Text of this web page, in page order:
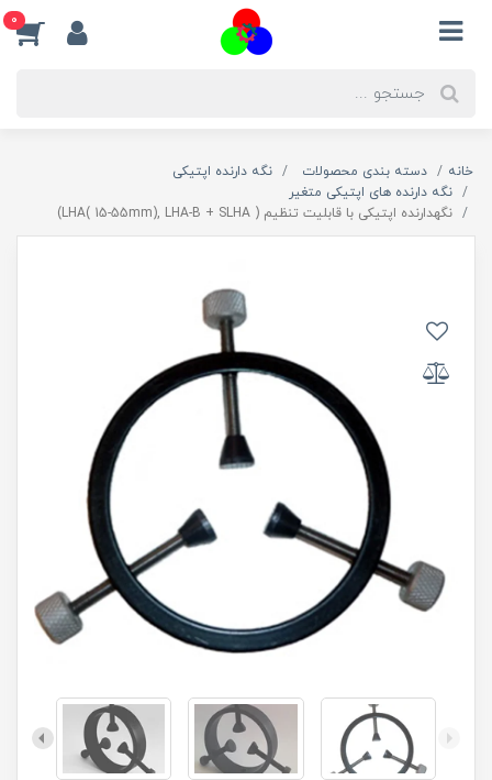
0
خانه دسته بندی محصولات
نگه دارنده اپتیکی
نگه دارنده های اپتیکی متغیر
نگهدارنده اپتیکی با قابلیت تنظیم ( LHA( 15-55mm), LHA-B + SLHA)